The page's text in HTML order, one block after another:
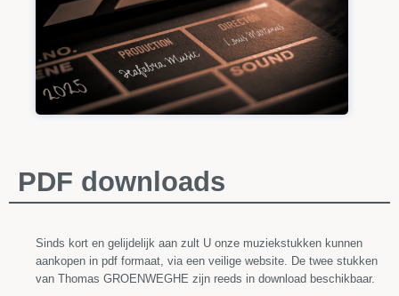
PDF downloads
Sinds kort en gelijdelijk aan zult U onze muziekstukken kunnen
aankopen in pdf formaat, via een veilige website. De twee stukken
van Thomas GROENWEGHE zijn reeds in download beschikbaar.